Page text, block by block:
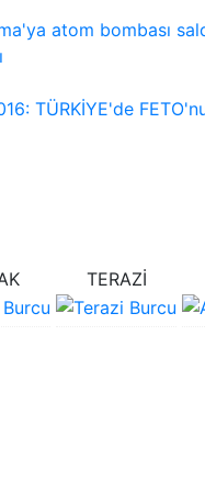
atom bombası
TÜRKİYE'de
TERAZİ